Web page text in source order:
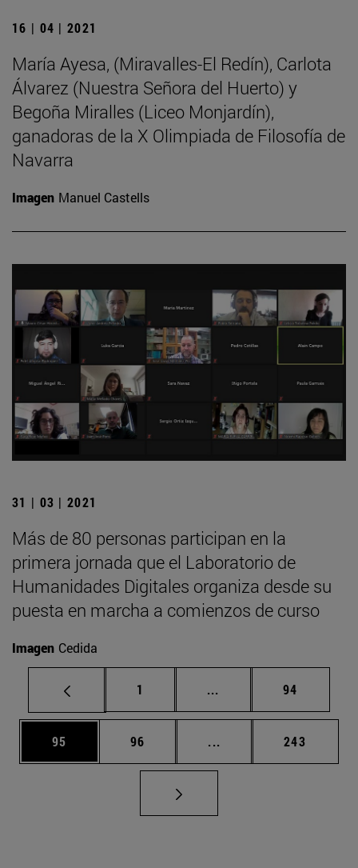
16 | 04 | 2021
María Ayesa, (Miravalles-El Redín), Carlota
Álvarez (Nuestra Señora del Huerto) y
Begoña Miralles (Liceo Monjardín),
ganadoras de la X Olimpiada de Filosofía de
Navarra
Imagen Manuel Castells
31 | 03 | 2021
Más de 80 personas participan en la
primera jornada que el Laboratorio de
Humanidades Digitales organiza desde su
puesta en marcha a comienzos de curso
Imagen Cedida
Página
1 ... Páginas intermedias
Página
94
Página
95 Página
96 ... Páginas intermedias
Página
243